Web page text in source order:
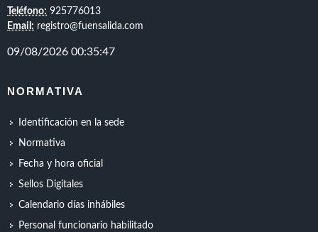
Teléfono: 925776013
Email: registro@fuensalida.com
NORMATIVA
Identificación en la sede
Normativa
Fecha y hora oficial
Sellos Digitales
Calendario días inhábiles
Personal funcionario habilitado